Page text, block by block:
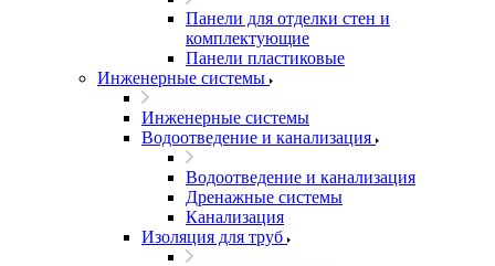
Панели для отделки стен и
комплектующие
Панели пластиковые
Инженерные системы
Инженерные системы
Водоотведение и канализация
Водоотведение и канализация
Дренажные системы
Канализация
Изоляция для труб